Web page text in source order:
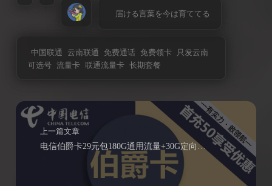
届ける言葉を今は育ててる
中国联通 云南联通 免费通话 免费领卡
只发云南
可选号
流量卡 联通流量卡 长期套餐
上一篇文章
电信伯爵卡29元包180G通用流量+30G定向流量+300分钟通话